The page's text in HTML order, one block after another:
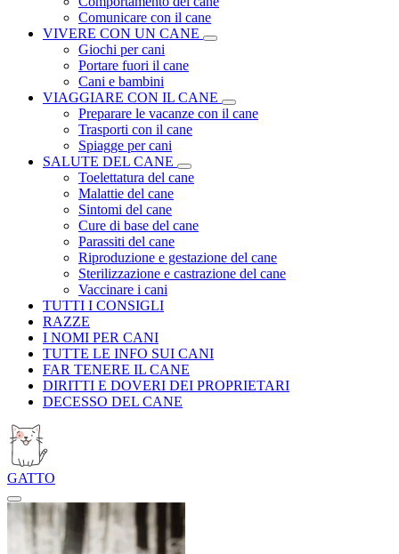
Comunicare con il cane
VIVERE CON UN CANE
Giochi per cani
Portare fuori il cane
Cani e bambini
VIAGGIARE CON IL CANE
Preparare le vacanze con il cane
Trasporti con il cane
Spiagge per cani
SALUTE DEL CANE
Toelettatura del cane
Malattie del cane
Sintomi del cane
Cure di base del cane
Parassiti del cane
Riproduzione e gestazione del cane
Sterilizzazione e castrazione del cane
Vaccinare i cani
TUTTI I CONSIGLI
RAZZE
I NOMI PER CANI
TUTTE LE INFO SUI CANI
FAR TENERE IL CANE
DIRITTI E DOVERI DEI PROPRIETARI
DECESSO DEL CANE
GATTO